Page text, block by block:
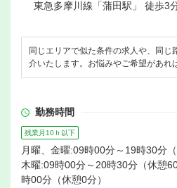
東急多摩川線「蒲田駅」 徒歩3
同じエリアで似た条件の求人や、同じ
介いたします。お悩みやご希望があれ
勤務時間
残業月10ｈ以下
月曜、金曜:09時00分～19時30分
木曜:09時00分～20時30分（休憩
時00分（休憩0分）